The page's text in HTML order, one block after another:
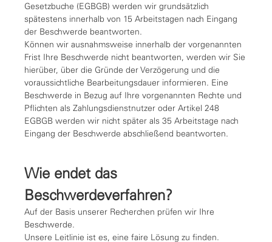
Gesetzbuche (EGBGB) werden wir grundsätzlich
spätestens innerhalb von 15 Arbeitstagen nach Eingang
der Beschwerde beantworten.
Können wir ausnahmsweise innerhalb der vorgenannten
Frist Ihre Beschwerde nicht beantworten, werden wir Sie
hierüber, über die Gründe der Verzögerung und die
voraussichtliche Bearbeitungsdauer informieren. Eine
Beschwerde in Bezug auf Ihre vorgenannten Rechte und
Pflichten als Zahlungsdienstnutzer oder Artikel 248
EGBGB werden wir nicht später als 35 Arbeitstage nach
Eingang der Beschwerde abschließend beantworten.
Wie endet das
Beschwerdeverfahren?
Auf der Basis unserer Recherchen prüfen wir Ihre
Beschwerde.
Unsere Leitlinie ist es, eine faire Lösung zu finden.